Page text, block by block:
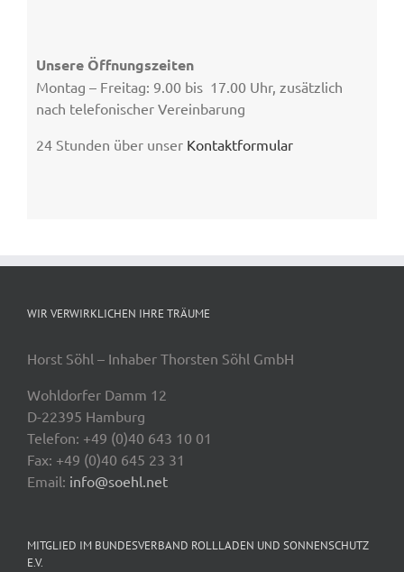
Unsere Öffnungszeiten
Montag – Freitag: 9.00 bis 17.00 Uhr, zusätzlich
nach telefonischer Vereinbarung
24 Stunden über unser Kontaktformular
WIR VERWIRKLICHEN IHRE TRÄUME
Horst Söhl – Inhaber Thorsten Söhl GmbH
Wohldorfer Damm 12
D-22395 Hamburg
Telefon: +49 (0)40 643 10 01
Fax: +49 (0)40 645 23 31
Email: info@soehl.net
MITGLIED IM BUNDESVERBAND ROLLLADEN UND SONNENSCHUTZ
E.V.